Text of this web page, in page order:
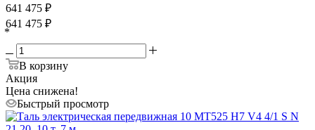
641 475 ₽
641 475 ₽
*
В корзину
Акция
Цена снижена!
Быстрый просмотр